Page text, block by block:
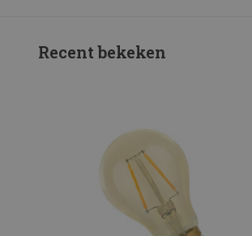
Recent bekeken